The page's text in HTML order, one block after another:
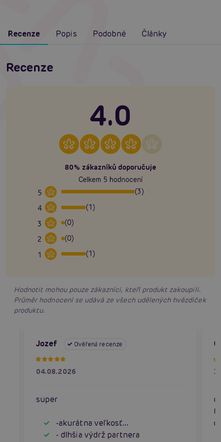
Recenze Popis Podobné Články
Recenze
4.0
80% zákazníků doporučuje
Celkem 5 hodnocení
5
(3)
4
(1)
3
(0)
2
(0)
1
(1)
Hodnotit mohou pouze zákazníci, kteří produkt zakoupili.
Průměr hodnocení se udává ze všech udělených hvězdiček
produktu.
Jozef Ověřená recenze
04.08.2026
super
-akurátna veľkosť...
- dlhšia výdrž partnera